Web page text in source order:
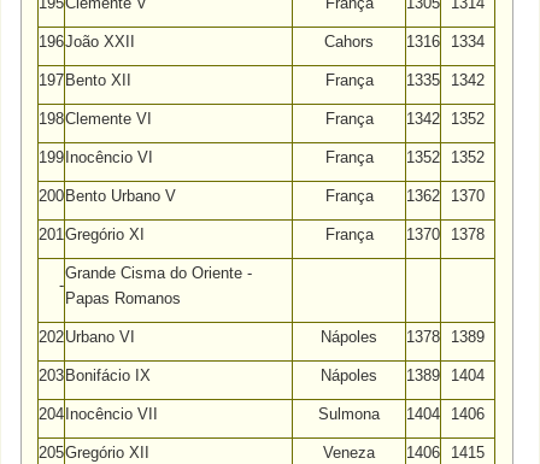
196João XXII Cahors 1316 1334
197 Bento XII França 1335 1342
198Clemente VI França 1342 1352
199 Inocêncio VI França 1352 1352
200 Bento Urbano V França 1362 1370
201Gregório XI França 1370 1378
-
Grande Cisma do Oriente -
Papas Romanos
202Urbano VI Nápoles 1378 1389
203 Bonifácio IX Nápoles 1389 1404
204 Inocêncio VII Sulmona 1404 1406
205Gregório XII Veneza 1406 1415